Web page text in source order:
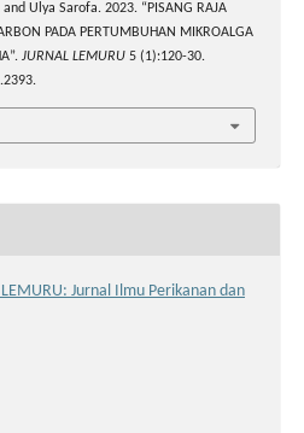
Ulya Sarofa. 2023. “PISANG RAJA
PADA PERTUMBUHAN MIKROALGA
JURNAL LEMURU 5 (1):120-30.
Jurnal Ilmu Perikanan dan